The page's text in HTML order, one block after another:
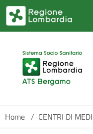
Salta al contenuto principale
Home / CENTRI DI